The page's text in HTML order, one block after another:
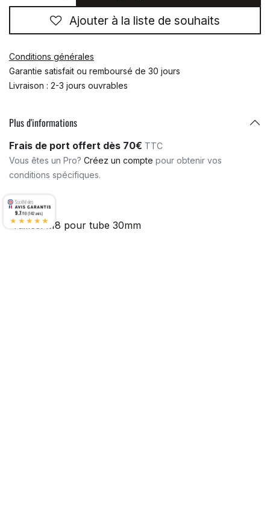
Ajouter à la liste de souhaits
Conditions générales
Garantie satisfait ou remboursé de 30 jours
Livraison : 2-3 jours ouvrables
Plus d'informations
Frais de port offert dès 70€ TTC
Vous êtes un Pro? Créez un compte pour obtenir vos
conditions spécifiques.
Tailles:M8 pour tube 30mm
9.7/10 (142 avis)
★★★★★